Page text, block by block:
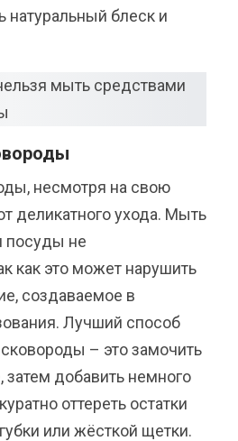
натуральный блеск и
несмотря на свою
деликатного ухода. Мыть
посуды не
как это может нарушить
создаваемое в
Лучший способ
– это замочить
затем добавить немного
оттереть остатки
или жёсткой щетки.